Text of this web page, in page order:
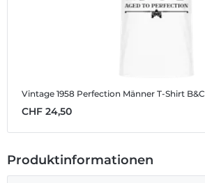
Vintage 1958 Perfection Männer T-Shirt B&C
CHF 24,50
Produktinformationen